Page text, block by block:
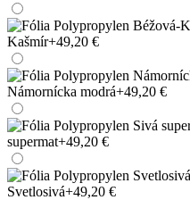
Kašmír+49,20 €
Námornícka modrá+49,20 €
supermat+49,20 €
Svetlosivá+49,20 €